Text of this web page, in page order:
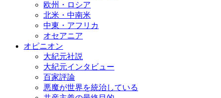
欧州・ロシア
北米・中南米
中東・アフリカ
オセアニア
オピニオン
大紀元社説
大紀元インタビュー
百家評論
悪魔が世界を統治している